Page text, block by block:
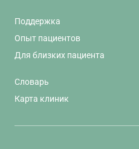
Поддержка
Опыт пациентов
Для близких пациента
Словарь
Карта клиник